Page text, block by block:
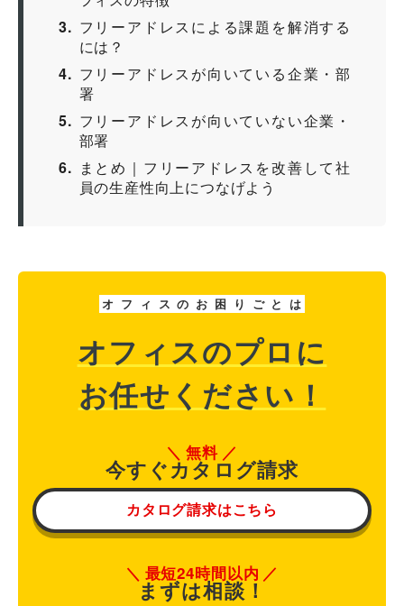
3
フリーアドレスによる課題を解消する
には？
4
フリーアドレスが向いている企業・部
署
5
フリーアドレスが向いていない企業・
部署
6
まとめ｜フリーアドレスを改善して社
員の生産性向上につなげよう
オ フ ィ ス の お 困 り ご と は
オフィスのプロに
お任せください！
無料
今すぐカタログ請求
カタログ請求はこちら
最短24時間以内
まずは相談！